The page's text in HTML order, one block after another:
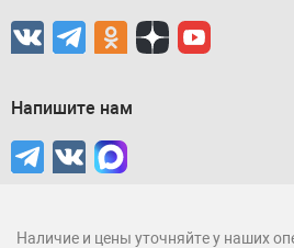
Напишите нам
Наличие и цены уточняйте у наших